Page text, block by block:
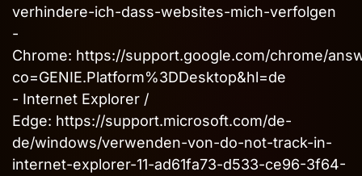
verhindere-ich-dass-websites-mich-verfolgen
-
Chrome: https://support.google.com/chrome/
co=GENIE.Platform%3DDesktop&hl=de
- Internet Explorer /
Edge: https://support.microsoft.com/de-
de/windows/verwenden-von-do-not-track-in-
internet-explorer-11-ad61fa73-d533-ce96-3f64-